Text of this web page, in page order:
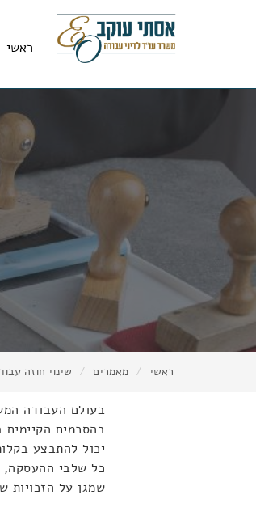
ראשי
ראשי מאמרים שינוי חוזה
בעולם העבודה
בהסכמים הקיימים
יכול להתבצע
כל שלבי ההעסקה,
שמגן על הזכויות